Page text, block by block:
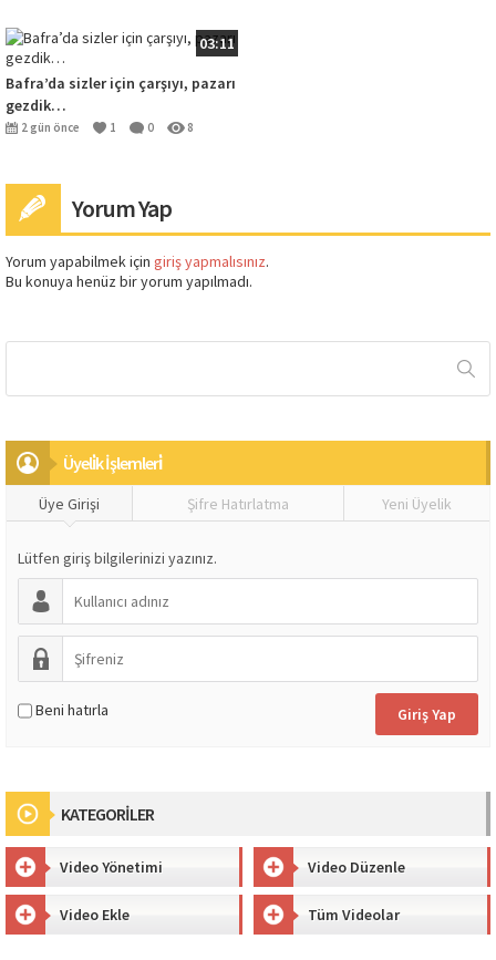
03:11
Bafra’da sizler için çarşıyı, pazarı
gezdik…
2 gün önce 1 0 8
Yorum Yap
Yorum yapabilmek için giriş yapmalısınız.
Bu konuya henüz bir yorum yapılmadı.
Üyeli̇k İşlemleri̇
Üye Girişi Şifre Hatırlatma Yeni Üyelik
Lütfen giriş bilgilerinizi yazınız.
Beni hatırla
KATEGORİLER
Video Yönetimi Video Düzenle
Video Ekle Tüm Videolar